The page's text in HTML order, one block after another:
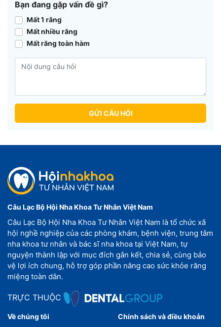
Bạn đang gặp vấn đề gì?
Mất 1 răng
Mất nhiều răng
Mất răng toàn hàm
GỬI CÂU HỎI
Câu Lạc Bộ Hội Nha Khoa Tư Nhân Việt Nam
Câu Lạc Bộ Hội Nha Khoa Tư Nhân Việt Nam là tổ chức xã
hội nghề nghiệp của các phòng khám, bệnh viện, trung tâm
nha khoa tư nhân và bác sĩ nha khoa tại Việt Nam, tự
nguyện thành lập với mục đích gắn kết, chia sẻ, cùng bảo
vệ lợi ích chung, hỗ trợ góp phần nâng cao sức khỏe răng
miệng toàn dân.
TRỰC THUỘC
Về chúng tôi Chính sách và điều khoản